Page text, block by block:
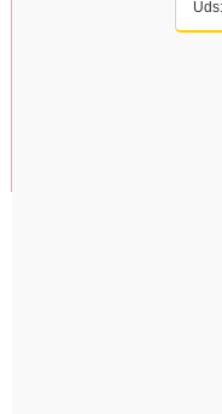
Uds: